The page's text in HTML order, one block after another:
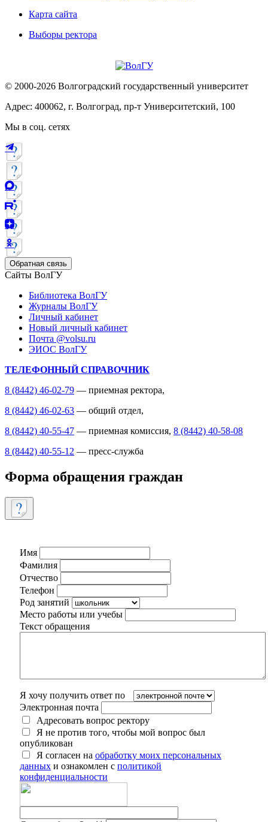
Карта сайта
Выборы ректора
© 2000-2026 Волгоградский государственный университет
Адрес: 400062, г. Волгоград, пр-т Университетский, 100
Мы в соц. сетях
Обратная связь
Сайты ВолГУ
Библиотека ВолГУ
Журналы ВолГУ
Личный кабинет
Новый личный кабинет
Почта @volsu.ru
ЭИОС ВолГУ
ТЕЛЕФОННЫЙ СПРАВОЧНИК
8 (8442) 46-02-79 — приемная ректора,
8 (8442) 46-02-63 — общий отдел,
8 (8442) 40-55-47 — приемная комиссия, 8 (8442) 40-58-08
8 (8442) 40-55-12 — пресс-служба
Форма обращения граждан
Имя
Фамилия
Отчество
Телефон
Род занятий
Место работы или учебы
Текст обращения
Я хочу получить ответ по
Электронная почта
Адресовать вопрос ректору
Я не против того, чтобы мой вопрос был
опубликован
Я согласен на обработку моих персональных
данных и ознакомлен с политикой
конфиденциальности